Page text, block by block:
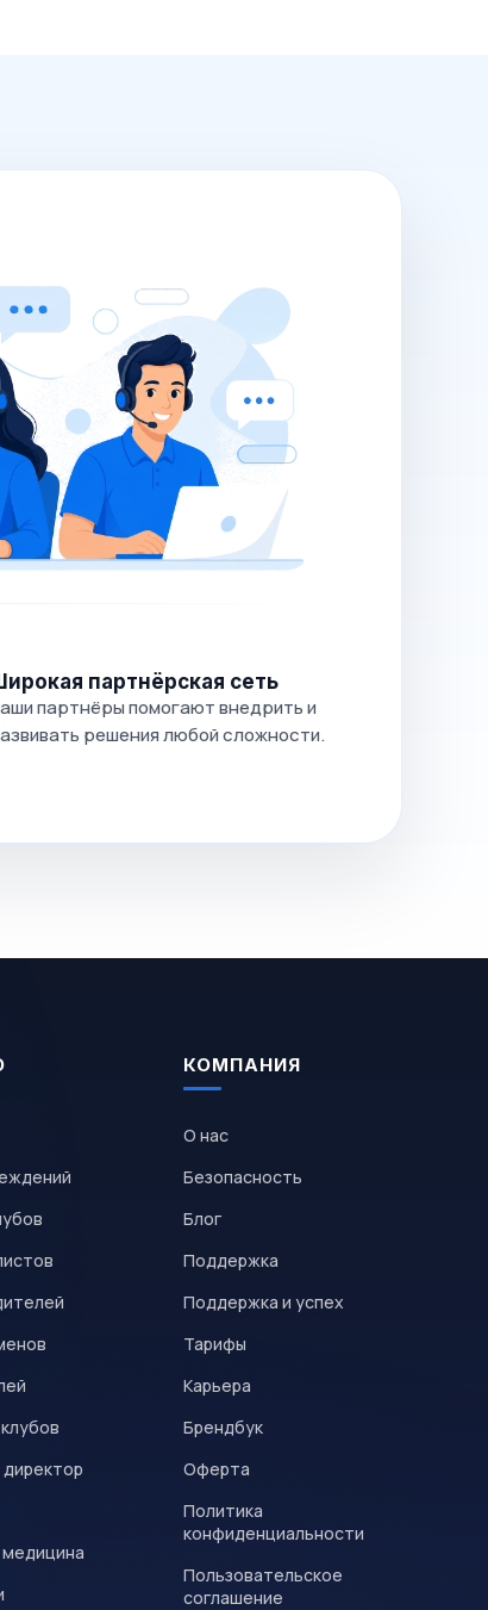
партнёрская сеть
партнёры помогают внедрить и
решения любой сложности.
КОМПАНИЯ
О нас
Безопасность
Блог
Поддержка
Поддержка и успех
Тарифы
Карьера
Брендбук
Оферта
Политика
конфиденциальности
Пользовательское
соглашение